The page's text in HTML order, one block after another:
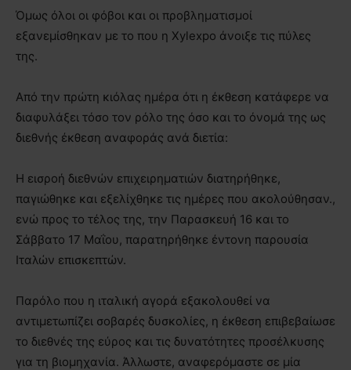
Όμως όλοι οι φόβοι και οι προβληματισμοί
εξανεμίσθηκαν με το που η Xylexpo άνοιξε τις πύλες
της.
Από την πρώτη κιόλας ημέρα ότι η έκθεση κατάφερε να
διαφυλάξει τόσο τον ρόλο της όσο και το όνομά της ως
διεθνής έκθεση αναφοράς ανά διετία:
Η εισροή διεθνών επιχειρηματιών διατηρήθηκε,
παγιώθηκε και εξελίχθηκε τις ημέρες που ακολούθησαν.,
ενώ προς το τέλος της, την Παρασκευή 16 και το
Σάββατο 17 Μαΐου, παρατηρήθηκε έντονη παρουσία
Ιταλών επισκεπτών.
Παρόλο που η ιταλική αγορά εξακολουθεί να
αντιμετωπίζει σοβαρές δυσκολίες, η έκθεση επιβεβαίωσε
το διεθνές της εύρος και τις δυνατότητες προσέλκυσης
για τη βιομηχανία. Άλλωστε, αναφερόμαστε σε μία